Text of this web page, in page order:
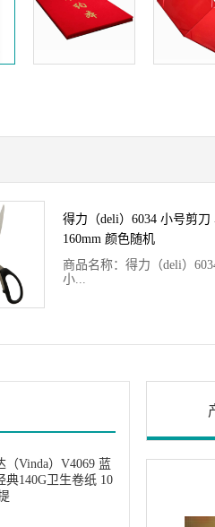
得力（deli）6034 小号剪刀
160mm 颜色随机
商品名称：得力（deli）
小...
（Vinda）V4069 蓝
典140G卫生卷纸 10